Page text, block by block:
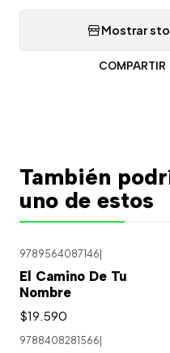
Mostrar
COMPARTIR
También
uno de estos
9789564087146
El Camino De Tu
Nombre
$19.590
9788408281566